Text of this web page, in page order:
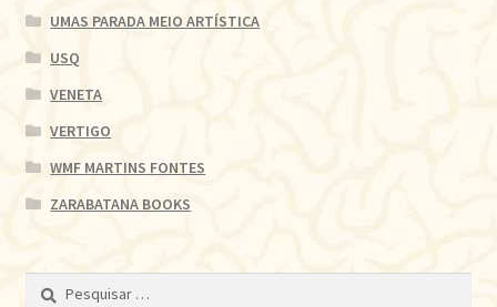
UMAS PARADA MEIO ARTÍSTICA
USQ
VENETA
VERTIGO
WMF MARTINS FONTES
ZARABATANA BOOKS
Pesquisar